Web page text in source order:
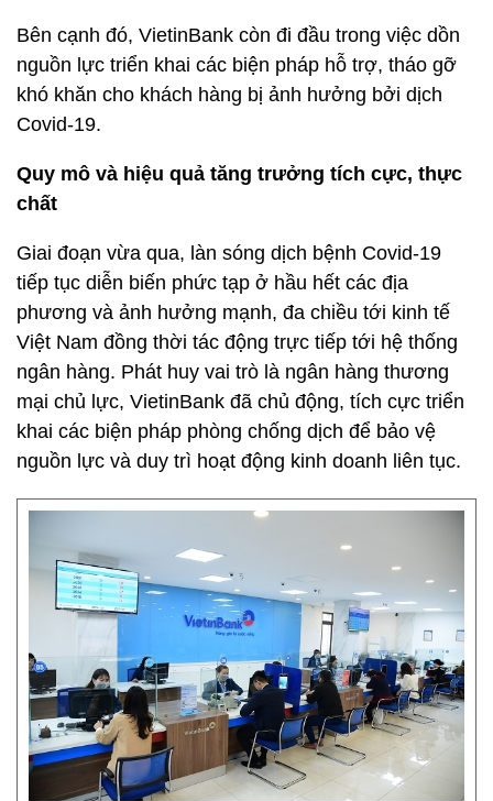
Bên cạnh đó, VietinBank còn đi đầu trong việc dồn
nguồn lực triển khai các biện pháp hỗ trợ, tháo gỡ
khó khăn cho khách hàng bị ảnh hưởng bởi dịch
Covid-19.
Quy mô và hiệu quả tăng trưởng tích cực, thực
chất
Giai đoạn vừa qua, làn sóng dịch bệnh Covid-19
tiếp tục diễn biến phức tạp ở hầu hết các địa
phương và ảnh hưởng mạnh, đa chiều tới kinh tế
Việt Nam đồng thời tác động trực tiếp tới hệ thống
ngân hàng. Phát huy vai trò là ngân hàng thương
mại chủ lực, VietinBank đã chủ động, tích cực triển
khai các biện pháp phòng chống dịch để bảo vệ
nguồn lực và duy trì hoạt động kinh doanh liên tục.